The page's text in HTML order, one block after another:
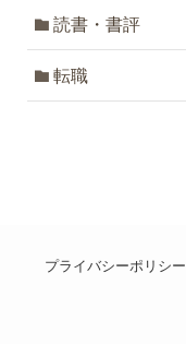
読書・書評
転職
プライバシーポリシー